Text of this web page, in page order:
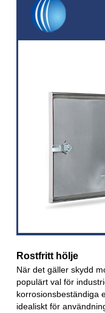
Rostfritt hölje
När det gäller skydd
populärt val för
korrosionsbeständiga
idealiskt för